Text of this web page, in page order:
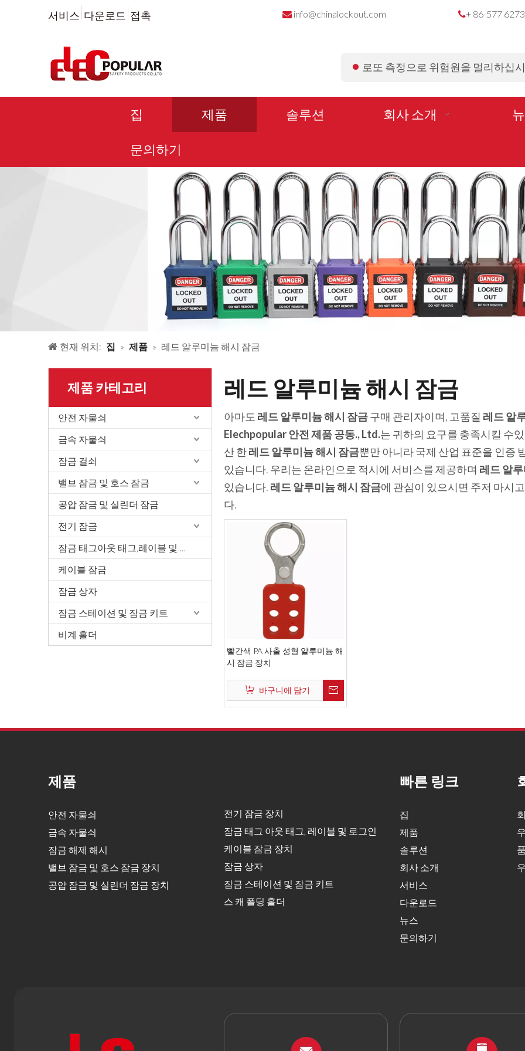
서비스 다운로드 접촉  info@chinalockout.com + 86-577
로또 측정으로 위험원을 멀리하십
집 제품 솔루션 회사 소개
문의하기
현재 위치: 집 » 제품 » 레드 알루미늄 해시 잠금
제품 카테고리
안전 자물쇠
금속 자물쇠
잠금 걸쇠
밸브 잠금 및 호스 잠금
공압 잠금 및 실린더 잠금
전기 잠금
잠금 태그아웃 태그,레이블 및 서명
케이블 잠금
잠금 상자
잠금 스테이션 및 잠금 키트
비계 홀더
레드 알루미늄 해시 잠금
아마도 레드 알루미늄 해시 잠금구매 관리자이며, 고품질 레드 알
Elechpopular 안전 제품 공동., Ltd.는 귀하의 요구를 충족시킬 수
산 한레드 알루미늄 해시 잠금뿐만 아니라 국제 산업 표준을 인증
있습니다. 우리는 온라인으로 적시에 서비스를 제공하며 레드 알
있습니다. 레드 알루미늄 해시 잠금에 관심이 있으시면 주저 마시
다.
빨간색 PA 사출 성형 알루미늄 해
시 잠금 장치
바구니에 담기
제품
안전 자물쇠
금속 자물쇠
잠금 해제 해시
밸브 잠금 및 호스 잠금 장치
공압 잠금 및 실린더 잠금 장치
전기 잠금 장치
잠금 태그 아웃 태그, 레이블 및 로그인
케이블 잠금 장치
잠금 상자
잠금 스테이션 및 잠금 키트
스 캐 폴딩 홀더
빠른 링크
집
제품
솔루션
회사 소개
서비스
다운로드
뉴스
문의하기